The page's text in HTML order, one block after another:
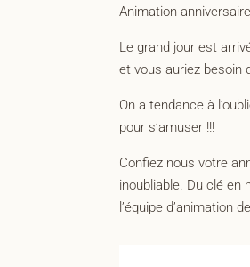
Animation
Le grand jour est
et vous auriez besoin
On a tendance à
pour s’amuser !!!
Confiez nous votre
inoubliable. Du clé en
l’équipe d’animation